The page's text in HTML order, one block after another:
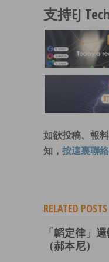
支持EJ Tech
如欲投稿、報
知， 按這裏聯
RELATED POSTS
「韜定律」
（郝本尼）